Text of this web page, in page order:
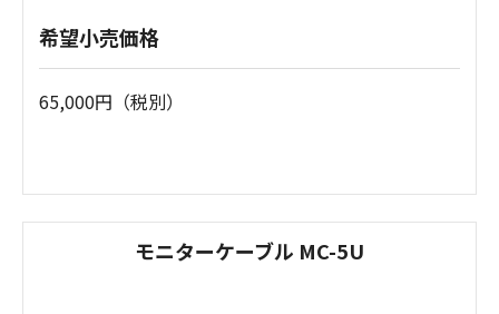
希望小売価格
65,000円（税別）
モニターケーブル MC-5U